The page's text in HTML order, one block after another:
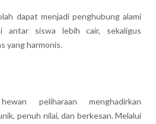
dapat menjadi penghubung alami
antar siswa lebih cair, sekaligus
yang harmonis.
peliharaan menghadirkan
penuh nilai, dan berkesan. Melalui